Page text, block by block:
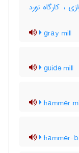
، کارگاه نورد
gray mill
guide mill
hammer
hammer-